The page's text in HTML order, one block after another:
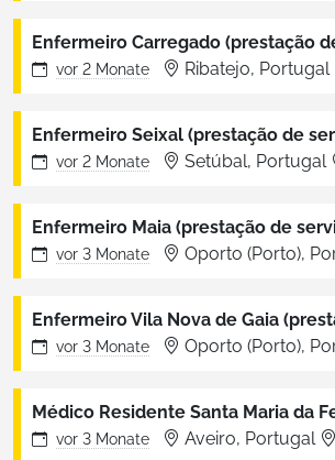
Enfermeiro Carregado (prestação
vor 2 Monate Ribatejo, Portugal
Enfermeiro Seixal (prestação de
vor 2 Monate Setúbal, Portugal
Enfermeiro Maia (prestação de
vor 3 Monate Oporto (Porto),
vor 3 Monate Oporto (Porto),
vor 3 Monate Aveiro, Portugal